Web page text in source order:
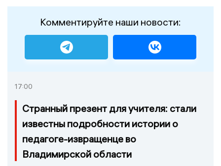
Комментируйте наши новости:
17:00
Странный презент для учителя: стали
известны подробности истории о
педагоге-извращенце во
Владимирской области